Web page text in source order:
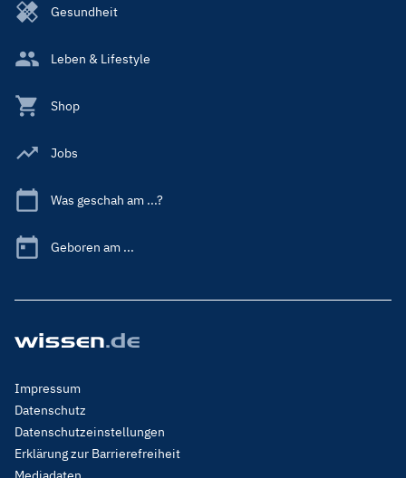
Gesundheit
Leben & Lifestyle
Shop
Jobs
Was geschah am ...?
Geboren am ...
Footer
Menu
Legal
Impressum
Datenschutz
Datenschutzeinstellungen
Erklärung zur Barrierefreiheit